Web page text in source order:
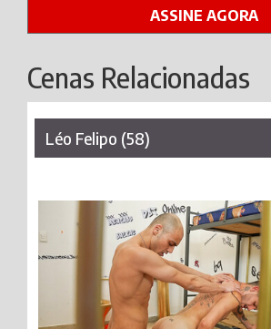
ASSINE AGORA
Cenas Relacionadas
Léo Felipo (58)